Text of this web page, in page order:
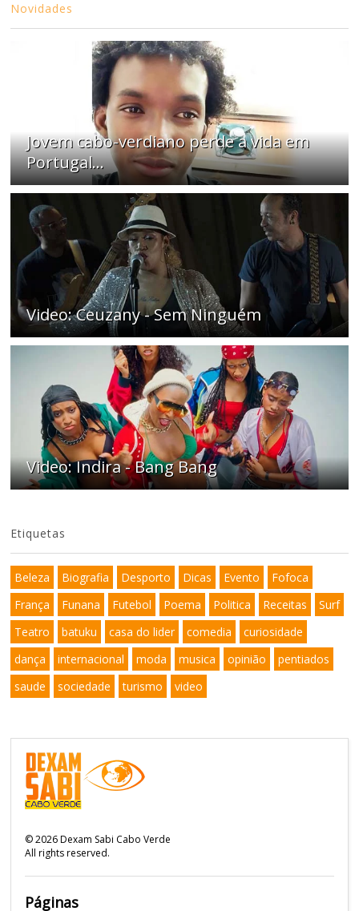
Novidades
Jovem cabo-verdiano perde a vida em
Portugal...
Video: Ceuzany - Sem Ninguém
Video: Indira - Bang Bang
Etiquetas
Beleza Biografia Desporto Dicas Evento
Fofoca
França
Funana Futebol Poema Politica Receitas
Surf
Teatro
batuku casa do lider comedia
curiosidade
dança
internacional moda musica opinião
pentiados
saude
sociedade turismo video
©2026Dexam Sabi Cabo Verde
All rights reserved.
Páginas